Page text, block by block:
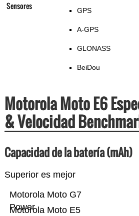
Sensores GPS
A-GPS
GLONASS
BeiDou
Motorola Moto E6
& Velocidad
Capacidad de la batería (mAh)
Superior es mejor
Motorola Moto E5
Motorola Moto G7
Power